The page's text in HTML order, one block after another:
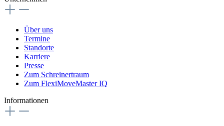
Über uns
Termine
Standorte
Karriere
Presse
Zum Schreinertraum
Zum FlexiMoveMaster IQ
Informationen